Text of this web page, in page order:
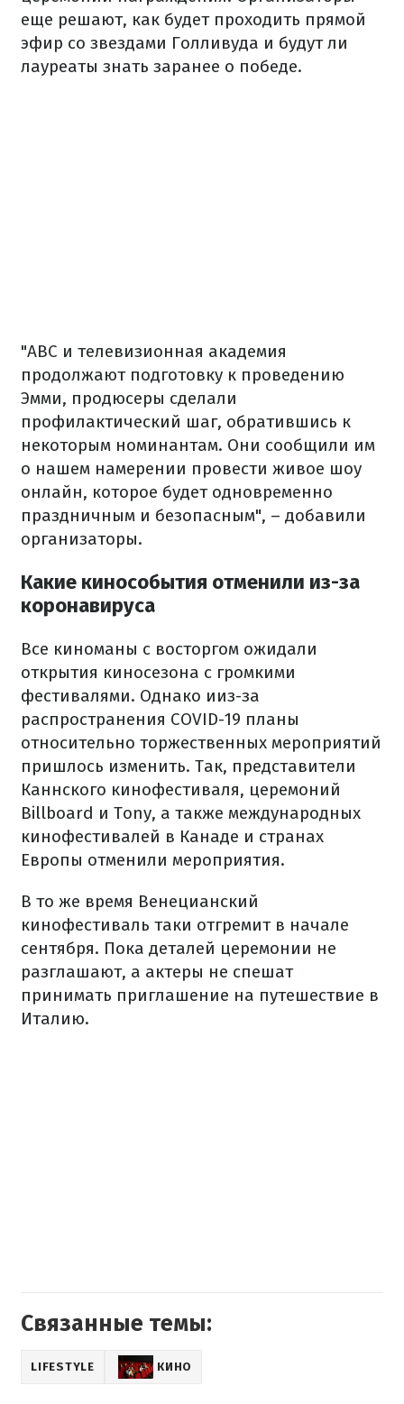
еще решают, как будет проходить прямой
эфир со звездами Голливуда и будут ли
лауреаты знать заранее о победе.
"ABC и телевизионная академия
продолжают подготовку к проведению
Эмми, продюсеры сделали
профилактический шаг, обратившись к
некоторым номинантам. Они сообщили им
о нашем намерении провести живое шоу
онлайн, которое будет одновременно
праздничным и безопасным", – добавили
организаторы.
Какие кинособытия отменили из-за
коронавируса
Все киноманы с восторгом ожидали
открытия киносезона с громкими
фестивалями. Однако ииз-за
распространения COVID-19 планы
относительно торжественных мероприятий
пришлось изменить. Так, представители
Каннского кинофестиваля, церемоний
Billboard и Tony, а также международных
кинофестивалей в Канаде и странах
Европы отменили мероприятия.
В то же время Венецианский
кинофестиваль таки отгремит в начале
сентября. Пока деталей церемонии не
разглашают, а актеры не спешат
принимать приглашение на путешествие в
Италию.
Связанные темы:
LIFESTYLE КИНО